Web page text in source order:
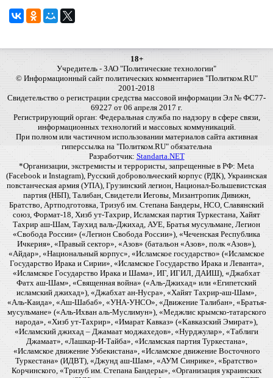
18+
Учредитель - ЗАО "Политические технологии"
© Информационный сайт политических комментариев "Политком.RU"
2001-2018
Свидетельство о регистрации средства массовой информации Эл № ФС77-
69227 от 06 апреля 2017 г.
Регистрирующий орган: Федеральная служба по надзору в сфере связи,
информационных технологий и массовых коммуникаций.
При полном или частичном использовании материалов сайта активная
гиперссылка на "Политком.RU" обязательна
Разработчик: Standarta.NET
*Организации, экстремисты и террористы, запрещенные в РФ: Meta
(Facebook и Instagram), Русский добровольческий корпус (РДК), Украинская
повстанческая армия (УПА), Грузинский легион, Национал-Большевистская
партия (НБП), Талибан, Свидетели Иеговы, Мизантропик Дивижн,
Братство, Артподготовка, Тризуб им. Степана Бандеры, НСО, Славянский
союз, Формат-18, Хизб ут-Тахрир, Исламская партия Туркестана, Хайят
Тахрир аш-Шам, Таухид валь-Джихад, АУЕ, Братья мусульмане, Легион
«Свобода России» («Легион Свобода России»), «Чеченская Республика
Ичкерия», «Правый сектор», «Азов» (батальон «Азов», полк «Азов»),
«Айдар», «Национальный корпус», «Исламское государство» («Исламское
Государство Ирака и Сирии», «Исламское Государство Ирака и Леванта»,
«Исламское Государство Ирака и Шама», ИГ, ИГИЛ, ДАИШ), «Джабхат
Фатх аш-Шам», «Священная война» («Аль-Джихад» или «Египетский
исламский джихад»), «Джабхат ан-Нусра», «Хайят Тахрир-аш-Шам»,
«Аль-Каида», «Аш-Шабаб», «УНА-УНСО», «Движение Талибан», «Братья-
мусульмане» («Аль-Ихван аль-Муслимун»), «Меджлис крымско-татарского
народа», «Хизб ут-Тахрир», «Имарат Кавказ» («Кавказский Эмират»),
«Исламский джихад – Джамаат моджахедов», «Нурджулар», «Таблиги
Джамаат», «Лашкар-И-Тайба», «Исламская партия Туркестана»,
«Исламское движение Узбекистана», «Исламское движение Восточного
Туркестана» (ИДВТ), «Джунд аш-Шам», «АУМ Синрике», «Братство»
Корчинского, «Тризуб им. Степана Бандеры», «Организация украинских